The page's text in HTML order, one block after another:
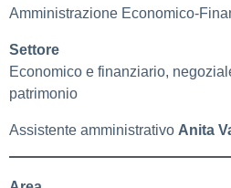
Amministrazione Economico-
Settore
Economico e finanziario,
patrimonio
Assistente amministrativo Anita